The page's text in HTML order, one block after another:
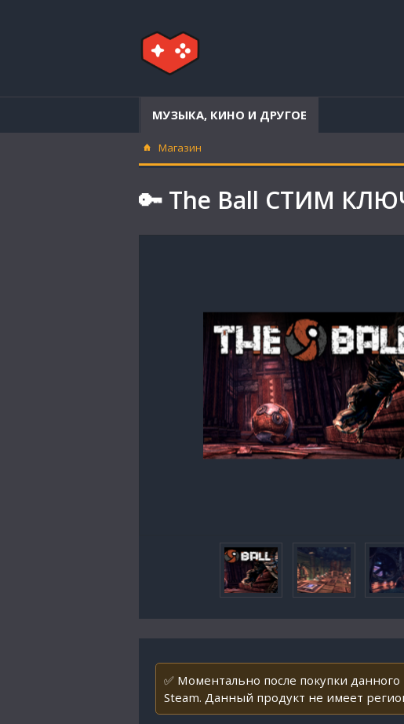
МУЗЫКА, КИНО И ДРУГОЕ
Магазин
🔑 The Ball СТИМ
✅ Моментально после покупки
Steam. Данный продукт не имеет